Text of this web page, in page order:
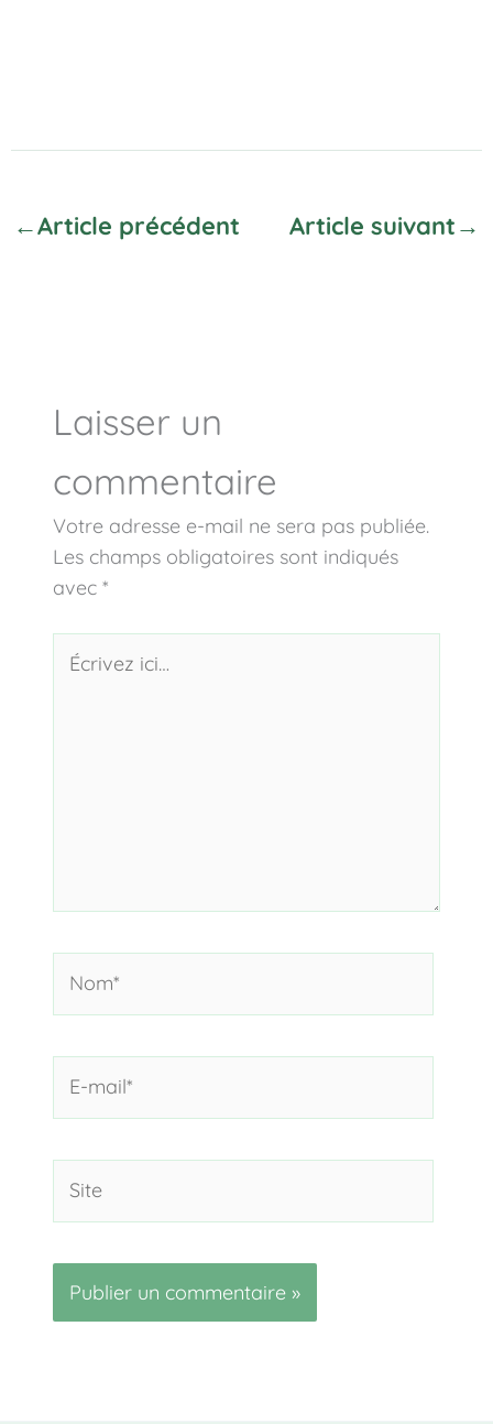
←Article précédent Article suivant→
Laisser un
commentaire
Votre adresse e-mail ne sera pas publiée.
Les champs obligatoires sont indiqués
avec*
ici…
mail*